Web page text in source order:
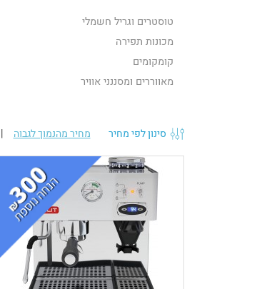
טוסטרים וגריל חשמלי
מכונות תפירה
קומקומים
מאווררים ומסננני אוויר
סינון לפי מחיר מחיר מהנמוך לגבוה |